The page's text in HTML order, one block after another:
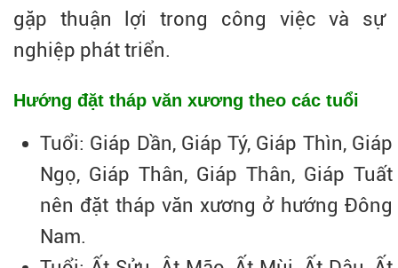
gặp thuận lợi trong công việc và sự
nghiệp phát triển.
Hướng đặt tháp văn xương theo các tuổi
Tuổi: Giáp Dần, Giáp Tý, Giáp Thìn, Giáp
Ngọ, Giáp Thân, Giáp Thân, Giáp Tuất
nên đặt tháp văn xương ở hướng Đông
Nam.